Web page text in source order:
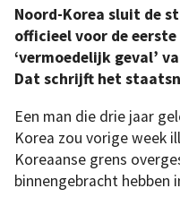
Noord-Korea sluit de
officieel voor de
‘vermoedelijk geval’
Dat schrijft het
Een man die drie jaar
Korea zou vorige week
Koreaanse grens
binnengebracht hebben